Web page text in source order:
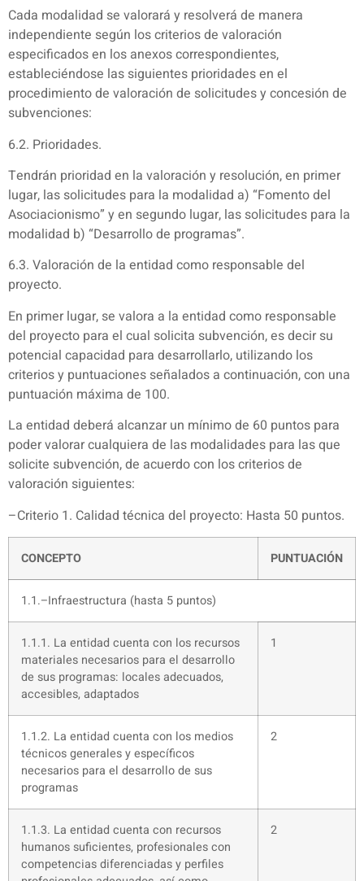
Cada modalidad se valorará y resolverá de manera
independiente según los criterios de valoración
especificados en los anexos correspondientes,
estableciéndose las siguientes prioridades en el
procedimiento de valoración de solicitudes y concesión de
subvenciones:
6.2. Prioridades.
Tendrán prioridad en la valoración y resolución, en primer
lugar, las solicitudes para la modalidad a) “Fomento del
Asociacionismo” y en segundo lugar, las solicitudes para la
modalidad b) “Desarrollo de programas”.
6.3. Valoración de la entidad como responsable del
proyecto.
En primer lugar, se valora a la entidad como responsable
del proyecto para el cual solicita subvención, es decir su
potencial capacidad para desarrollarlo, utilizando los
criterios y puntuaciones señalados a continuación, con una
puntuación máxima de 100.
La entidad deberá alcanzar un mínimo de 60 puntos para
poder valorar cualquiera de las modalidades para las que
solicite subvención, de acuerdo con los criterios de
valoración siguientes:
–Criterio 1. Calidad técnica del proyecto: Hasta 50 puntos.
CONCEPTO PUNTUACIÓN
1.1.–Infraestructura (hasta 5 puntos)
1.1.1. La entidad cuenta con los recursos
materiales necesarios para el desarrollo
de sus programas: locales adecuados,
accesibles, adaptados
1
1.1.2. La entidad cuenta con los medios
técnicos generales y específicos
necesarios para el desarrollo de sus
programas
2
1.1.3. La entidad cuenta con recursos
humanos suficientes, profesionales con
competencias diferenciadas y perfiles
2